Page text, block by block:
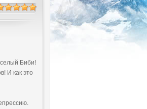
Биби!
И как это